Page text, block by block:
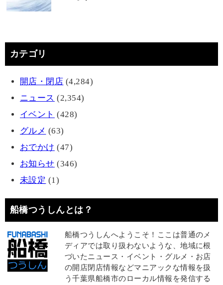
カテゴリ
開店・閉店 (4,284)
ニュース (2,354)
イベント (428)
グルメ (63)
おでかけ (47)
お知らせ (346)
未設定 (1)
船橋つうしんとは？
船橋つうしんへようこそ！ここは普通のメ
ディアでは取り扱わないような、地域に根
づいたニュース・イベント・グルメ・お店
の開店閉店情報などマニアックな情報を扱
う千葉県船橋市のローカル情報を発信する